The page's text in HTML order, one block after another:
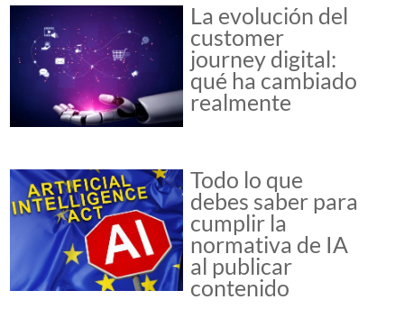
La evolución del
customer
journey digital:
qué ha cambiado
realmente
Todo lo que
debes saber para
cumplir la
normativa de IA
al publicar
contenido